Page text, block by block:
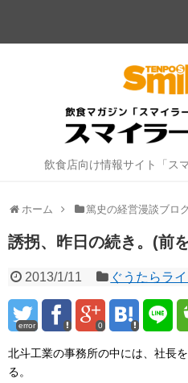
飲食店向け情報サイト「ス
ホーム 篤史の経営漫談ブロ
誘拐、昨日の続き。(前
2013/1/11 ぐうたらラ
error 0
北斗工業の事務所の中には、社長
る。